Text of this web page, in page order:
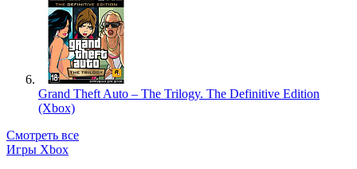
Grand Theft Auto – The Trilogy. The Definitive Edition
(Xbox)
Смотреть все
Игры Xbox